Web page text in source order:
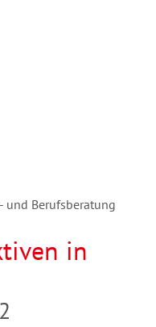
und Berufsberatung
in